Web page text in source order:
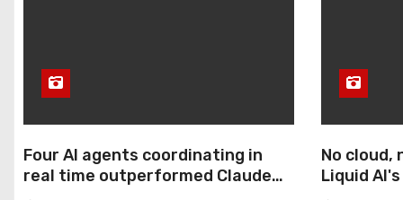
Four AI agents coordinating in
real time outperformed Claude
No cloud,
Liquid